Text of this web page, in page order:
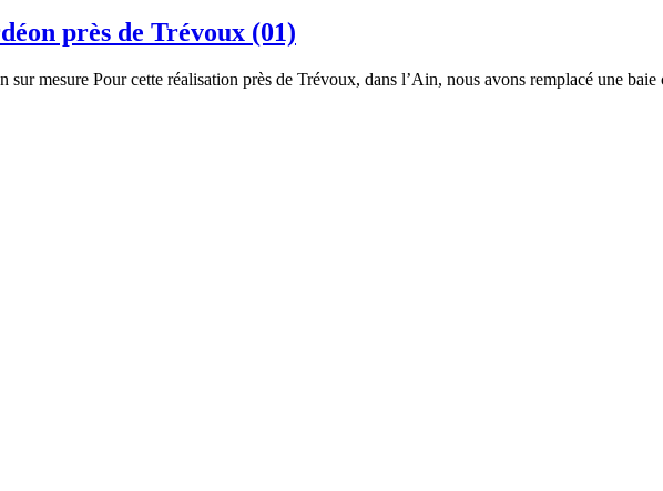
près de Trévoux (01)
sur mesure Pour cette réalisation près de Trévoux, dans l’Ain, nous avons remplacé une